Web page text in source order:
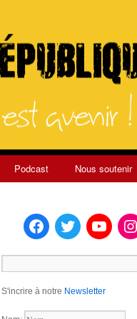
Podcast Nous soutenir
S'incrire à notre Newsletter